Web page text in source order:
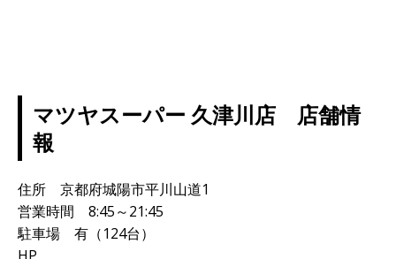
マツヤスーパー 久津川店 店舗情
報
住所 京都府城陽市平川山道1
営業時間 8:45～21:45
駐車場 有（124台）
HP